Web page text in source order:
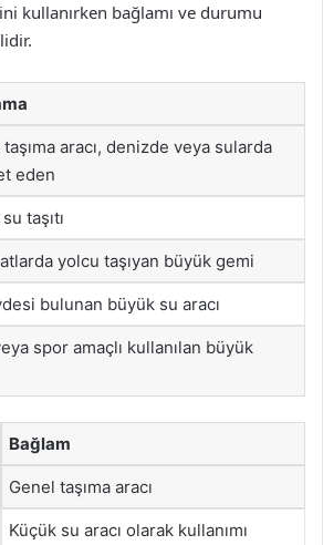
kullanırken bağlamı ve durumu
aracı, denizde veya sularda
eden
taşıtı
yolcu taşıyan büyük gemi
bulunan büyük su aracı
spor amaçlı kullanılan büyük
Bağlam
Genel taşıma aracı
Küçük su aracı olarak kullanımı